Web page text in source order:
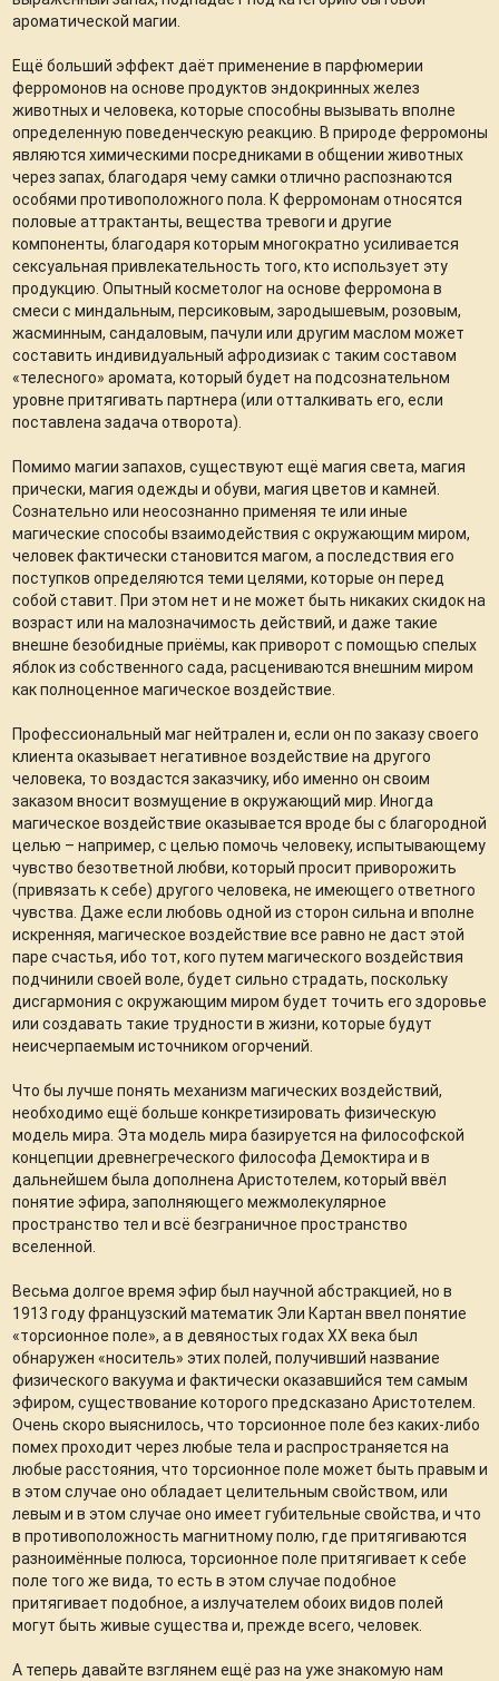
ароматической магии.
Ещё больший эффект даёт применение в парфюмерии
ферромонов на основе продуктов эндокринных желез
животных и человека, которые способны вызывать вполне
определенную поведенческую реакцию. В природе ферромоны
являются химическими посредниками в общении животных
через запах, благодаря чему самки отлично распознаются
особями противоположного пола. К ферромонам относятся
половые аттрактанты, вещества тревоги и другие
компоненты, благодаря которым многократно усиливается
сексуальная привлекательность того, кто использует эту
продукцию. Опытный косметолог на основе ферромона в
смеси с миндальным, персиковым, зародышевым, розовым,
жасминным, сандаловым, пачули или другим маслом может
составить индивидуальный афродизиак с таким составом
«телесного» аромата, который будет на подсознательном
уровне притягивать партнера (или отталкивать его, если
поставлена задача отворота).
Помимо магии запахов, существуют ещё магия света, магия
прически, магия одежды и обуви, магия цветов и камней.
Сознательно или неосознанно применяя те или иные
магические способы взаимодействия с окружающим миром,
человек фактически становится магом, а последствия его
поступков определяются теми целями, которые он перед
собой ставит. При этом нет и не может быть никаких скидок на
возраст или на малозначимость действий, и даже такие
внешне безобидные приёмы, как приворот с помощью спелых
яблок из собственного сада, расцениваются внешним миром
как полноценное магическое воздействие.
Профессиональный маг нейтрален и, если он по заказу своего
клиента оказывает негативное воздействие на другого
человека, то воздастся заказчику, ибо именно он своим
заказом вносит возмущение в окружающий мир. Иногда
магическое воздействие оказывается вроде бы с благородной
целью – например, с целью помочь человеку, испытывающему
чувство безответной любви, который просит приворожить
(привязать к себе) другого человека, не имеющего ответного
чувства. Даже если любовь одной из сторон сильна и вполне
искренняя, магическое воздействие все равно не даст этой
паре счастья, ибо тот, кого путем магического воздействия
подчинили своей воле, будет сильно страдать, поскольку
дисгармония с окружающим миром будет точить его здоровье
или создавать такие трудности в жизни, которые будут
неисчерпаемым источником огорчений.
Что бы лучше понять механизм магических воздействий,
необходимо ещё больше конкретизировать физическую
модель мира. Эта модель мира базируется на философской
концепции древнегреческого философа Демоктира и в
дальнейшем была дополнена Аристотелем, который ввёл
понятие эфира, заполняющего межмолекулярное
пространство тел и всё безграничное пространство
вселенной.
Весьма долгое время эфир был научной абстракцией, но в
1913 году французский математик Эли Картан ввел понятие
«торсионное поле», а в девяностых годах ХХ века был
обнаружен «носитель» этих полей, получивший название
физического вакуума и фактически оказавшийся тем самым
эфиром, существование которого предсказано Аристотелем.
Очень скоро выяснилось, что торсионное поле без каких-либо
помех проходит через любые тела и распространяется на
любые расстояния, что торсионное поле может быть правым и
в этом случае оно обладает целительным свойством, или
левым и в этом случае оно имеет губительные свойства, и что
в противоположность магнитному полю, где притягиваются
разноимённые полюса, торсионное поле притягивает к себе
поле того же вида, то есть в этом случае подобное
притягивает подобное, а излучателем обоих видов полей
могут быть живые существа и, прежде всего, человек.
А теперь давайте взглянем ещё раз на уже знакомую нам